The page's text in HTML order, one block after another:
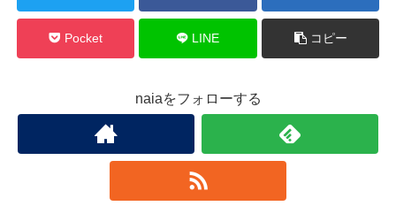
Pocket LINE コピー
naiaをフォローする